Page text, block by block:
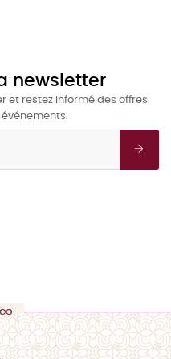
newsletter
et restez informé des offres